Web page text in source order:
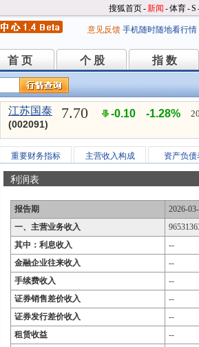
搜狐首页-新闻 -体育-S
意见反馈 手机随时随地看行情
首 页
首 页 个 股
个 股 指 数
指 数
江苏国泰
(002091)
7.70 -0.10 -1.28%
重要财务指标 主营收入构成 资产负债
利润表
报告期
2026-
一、主营业务收入
其中：利息收入
--
金融企业往来收入
--
手续费收入
--
证券销售差价收入
--
证券发行差价收入
--
租赁收益
--